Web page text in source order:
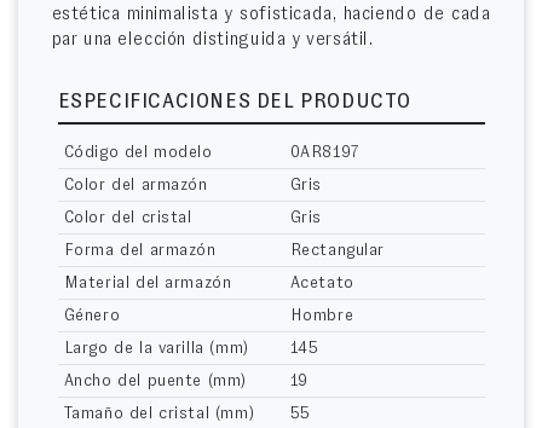
estética minimalista y sofisticada, haciendo de cada
par una elección distinguida y versátil.
ESPECIFICACIONES DEL PRODUCTO
Código del modelo
0AR8197
Color del armazón
Gris
Color del cristal
Gris
Forma del armazón
Rectangular
Material del armazón
Acetato
Género
Hombre
Largo de la varilla (mm)
145
Ancho del puente (mm)
19
Tamaño del cristal (mm)
55